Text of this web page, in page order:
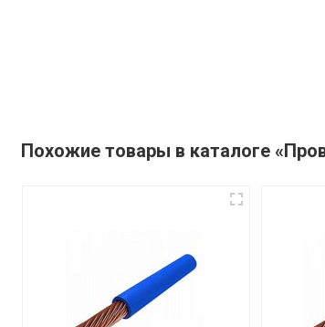
Похожие товары в каталоге